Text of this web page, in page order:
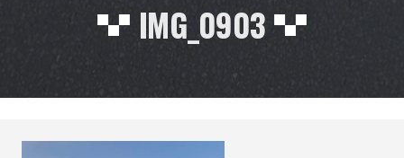
IMG_0903